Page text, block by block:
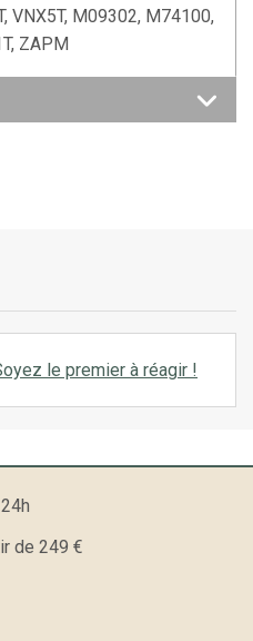
VNX5T, M09302, M74100,
ZAPM
le premier à réagir !
de 249 €